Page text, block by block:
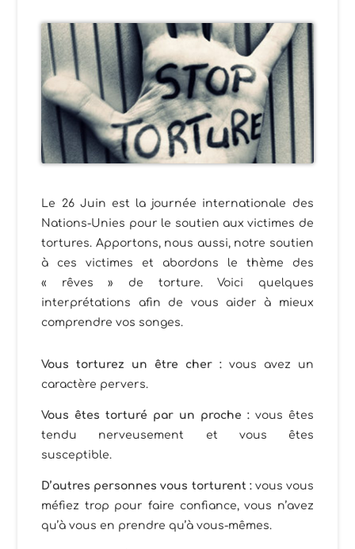
Le 26 Juin est la journée internationale des
Nations-Unies pour le soutien aux victimes de
tortures. Apportons, nous aussi, notre soutien
à ces victimes et abordons le thème des
« rêves » de torture. Voici quelques
interprétations afin de vous aider à mieux
comprendre vos songes.
Vous torturez un être cher : vous avez un
caractère pervers.
Vous êtes torturé par un proche : vous êtes
tendu nerveusement et vous êtes
susceptible.
D’autres personnes vous torturent : vous vous
méfiez trop pour faire confiance, vous n’avez
qu’à vous en prendre qu’à vous-mêmes.